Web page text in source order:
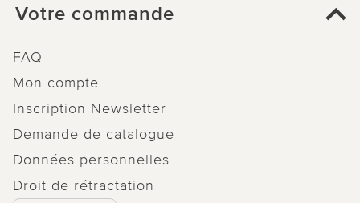
Votre commande
FAQ
Mon compte
Inscription Newsletter
Demande de catalogue
Données personnelles
Droit de rétractation